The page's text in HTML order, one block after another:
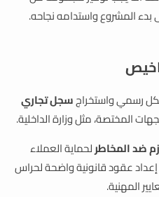
بدء المشروع واستدامه نجاحه.
رسمي واستخراجسجل تجاري
المختصة، مثل وزارة الداخلية.
ضد المخاطرلحماية العملاء
عقود قانونية واضحة لحراس
المهنية.